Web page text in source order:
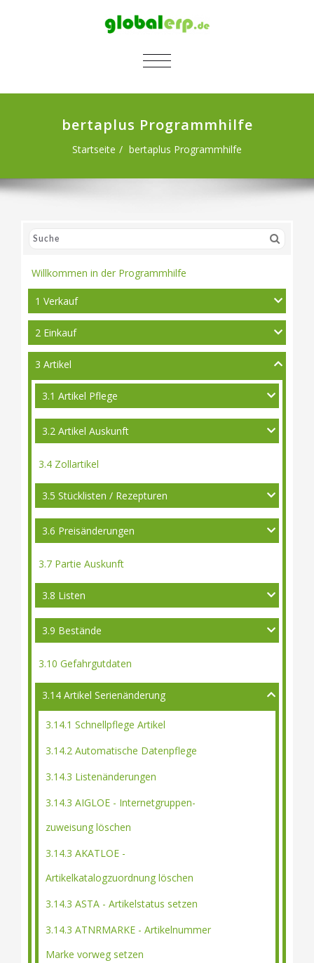
SCHALTE NAVIGATION
bertaplus Programmhilfe
Startseite bertaplus Programmhilfe
Willkommen in der Programmhilfe
1 Verkauf
2 Einkauf
3 Artikel
3.1 Artikel Pflege
3.2 Artikel Auskunft
3.4 Zollartikel
3.5 Stücklisten / Rezepturen
3.6 Preisänderungen
3.7 Partie Auskunft
3.8 Listen
3.9 Bestände
3.10 Gefahrgutdaten
3.14 Artikel Serienänderung
3.14.1 Schnellpflege Artikel
3.14.2 Automatische Datenpflege
3.14.3 Listenänderungen
3.14.3 AIGLOE - Internetgruppen-
zuweisung löschen
3.14.3 AKATLOE -
Artikelkatalogzuordnung löschen
3.14.3 ASTA - Artikelstatus setzen
3.14.3 ATNRMARKE - Artikelnummer
Marke vorweg setzen